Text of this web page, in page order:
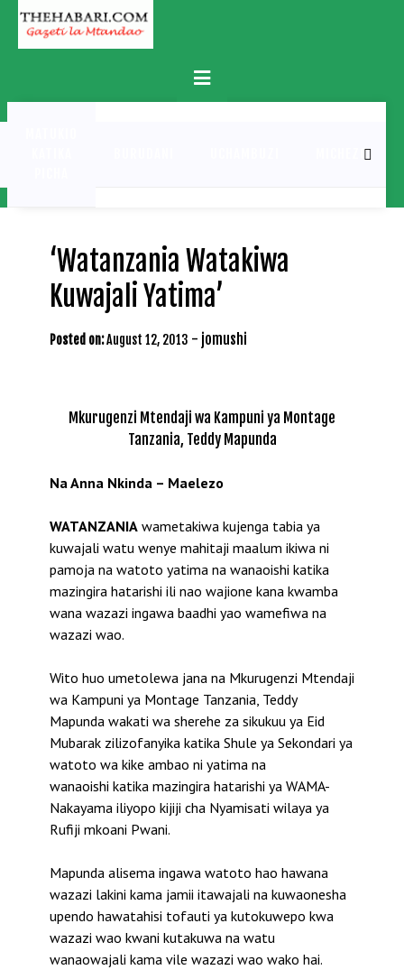
Skip
content
Primary
Menu
MICHEZO
‘Watanzania Watakiwa
Kuwajali Yatima’
Posted on:August 12, 2013 - jomushi
Mkurugenzi Mtendaji wa Kampuni ya Montage
Tanzania, Teddy Mapunda
Na Anna Nkinda – Maelezo
WATANZANIA wametakiwa kujenga tabia ya
kuwajali watu wenye mahitaji maalum ikiwa ni
pamoja na watoto yatima na wanaoishi katika
mazingira hatarishi ili nao wajione kana kwamba
wana wazazi ingawa baadhi yao wamefiwa na
wazazi wao.
Wito huo umetolewa jana na Mkurugenzi Mtendaji
wa Kampuni ya Montage Tanzania, Teddy
Mapunda wakati wa sherehe za sikukuu ya Eid
Mubarak zilizofanyika katika Shule ya Sekondari ya
watoto wa kike ambao ni yatima na
wanaoishi katika mazingira hatarishi ya WAMA-
Nakayama iliyopo kijiji cha Nyamisati wilaya ya
Rufiji mkoani Pwani.
Mapunda alisema ingawa watoto hao hawana
wazazi lakini kama jamii itawajali na kuwaonesha
upendo hawatahisi tofauti ya kutokuwepo kwa
wazazi wao kwani kutakuwa na watu
wanaowajali kama vile wazazi wao wako hai.